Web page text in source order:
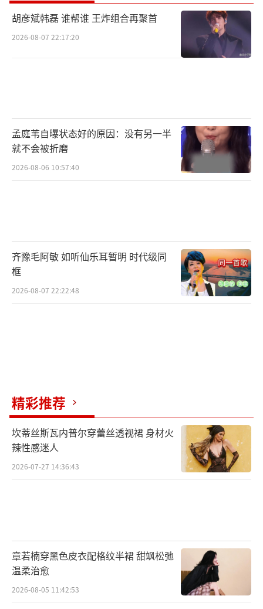
胡彦斌韩磊 谁帮谁 王炸组合再聚首
2026-08-07 22:17:20
孟庭苇自曝状态好的原因：没有另一半
就不会被折磨
2026-08-06 10:57:40
齐豫毛阿敏 如听仙乐耳暂明 时代级同
框
2026-08-07 22:22:48
精彩推荐
坎蒂丝斯瓦内普尔穿蕾丝透视裙 身材火
辣性感迷人
2026-07-27 14:36:43
章若楠穿黑色皮衣配格纹半裙 甜飒松弛
温柔治愈
2026-08-05 11:42:53